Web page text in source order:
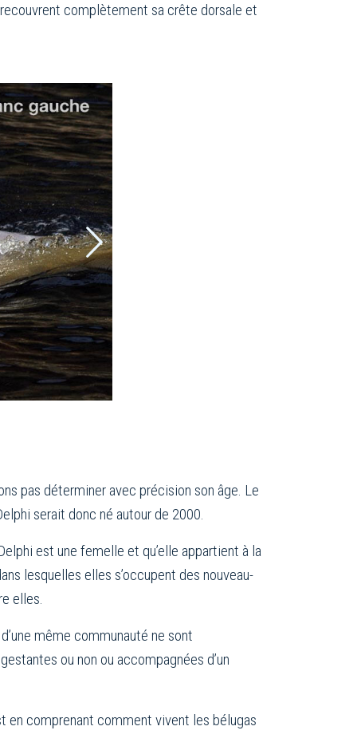
complètement sa crête dorsale et
pas déterminer avec précision son âge. Le
serait donc né autour de 2000.
est une femelle et qu’elle appartient à la
lesquelles elles s’occupent des nouveau-
elles.
même communauté ne sont
ou non ou accompagnées d’un
en comprenant comment vivent les bélugas